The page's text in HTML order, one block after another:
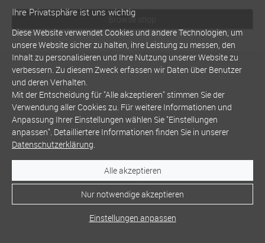
Browse shop
Ihre Privatsphäre ist uns wichtig
Diese Website verwendet Cookies und andere Technologien, um
unsere Website sicher zu halten, ihre Leistung zu messen, den
Inhalt zu personalisieren und Ihre Nutzung unserer Website zu
verbessern. Zu diesem Zweck erfassen wir Daten über Benutzer
und deren Verhalten.
Mit der Entscheidung für "Alle akzeptieren" stimmen Sie der
Verwendung aller Cookies zu. Für weitere Informationen und
Anpassung Ihrer Einstellungen wählen Sie "Einstellungen
anpassen". Detailliertere Informationen finden Sie in unserer
Datenschutzerklärung.
Alle akzeptieren
Nur notwendige akzeptieren
Einstellungen anpassen